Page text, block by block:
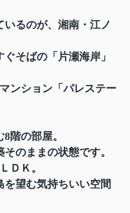
るのが、湘南・江ノ
そばの「片瀬海岸」
ンション「パレステー
階の部屋。
のままの状態です。
ＤＫ。
を望む気持ちいい空間